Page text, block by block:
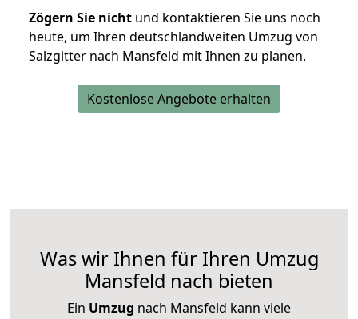
Zögern Sie nicht und kontaktieren Sie uns noch
heute, um Ihren deutschlandweiten Umzug von
Salzgitter nach Mansfeld mit Ihnen zu planen.
Kostenlose Angebote erhalten
Was wir Ihnen für Ihren Umzug
Mansfeld nach bieten
Ein Umzug nach Mansfeld kann viele